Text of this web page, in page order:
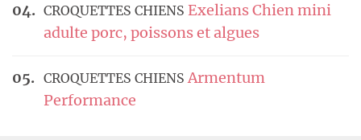
CROQUETTES CHIENS Exelians Chien mini
adulte porc, poissons et algues
CROQUETTES CHIENSArmentum
Performance